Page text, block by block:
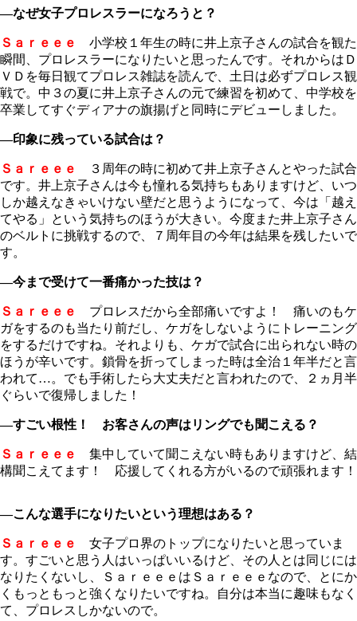
―なぜ女子プロレスラーになろうと？
Ｓａｒｅｅｅ
小学校１年生の時に井上京子さんの試合を観た
瞬間、プロレスラーになりたいと思ったんです。それからはＤ
ＶＤを毎日観てプロレス雑誌を読んで、土日は必ずプロレス観
戦で。中３の夏に井上京子さんの元で練習を初めて、中学校を
卒業してすぐディアナの旗揚げと同時にデビューしました。
―印象に残っている試合は？
Ｓａｒｅｅｅ
３周年の時に初めて井上京子さんとやった試合
です。井上京子さんは今も憧れる気持ちもありますけど、いつ
しか越えなきゃいけない壁だと思うようになって、今は「越え
てやる」という気持ちのほうが大きい。今度また井上京子さん
のベルトに挑戦するので、７周年目の今年は結果を残したいで
す。
―今まで受けて一番痛かった技は？
Ｓａｒｅｅｅ
プロレスだから全部痛いですよ！ 痛いのもケ
ガをするのも当たり前だし、ケガをしないようにトレーニング
をするだけですね。それよりも、ケガで試合に出られない時の
ほうが辛いです。鎖骨を折ってしまった時は全治１年半だと言
われて…。でも手術したら大丈夫だと言われたので、２ヵ月半
ぐらいで復帰しました！
―すごい根性！ お客さんの声はリングでも聞こえる？
Ｓａｒｅｅｅ
集中していて聞こえない時もありますけど、結
構聞こえてます！ 応援してくれる方がいるので頑張れます！
―こんな選手になりたいという理想はある？
Ｓａｒｅｅｅ
女子プロ界のトップになりたいと思っていま
す。すごいと思う人はいっぱいいるけど、その人とは同じには
なりたくないし、ＳａｒｅｅｅはＳａｒｅｅｅなので、とにか
くもっともっと強くなりたいですね。自分は本当に趣味もなく
て、プロレスしかないので。